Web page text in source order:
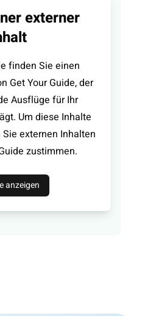
externer
finden Sie einen
Get Your Guide, der
Ausflüge für Ihr
Um diese Inhalte
externen Inhalten
zustimmen.
anzeigen